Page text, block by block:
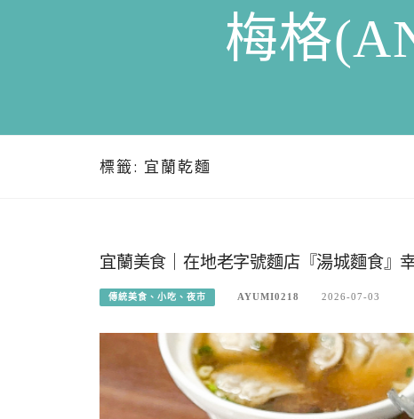
梅格
標籤: 宜蘭乾麵
宜蘭美食｜在地老字號麵店『湯城麵食』
傳統美食、小吃、夜市 AYUMI0218 2026-07-03